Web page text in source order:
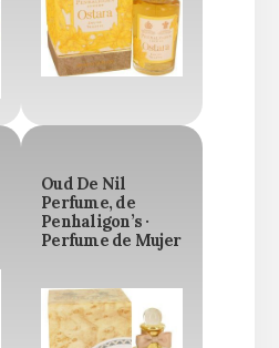
Oud De Nil
Perfume, de
Penhaligon’s ·
Perfume de Mujer